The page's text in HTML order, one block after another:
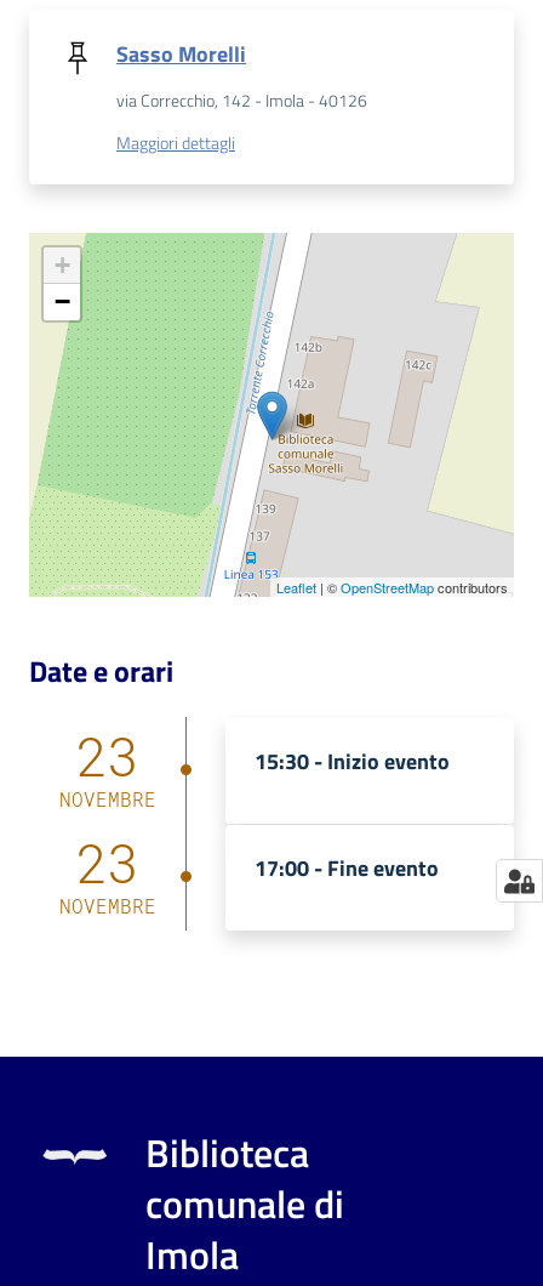
su
Catalogo
on line
Chiedi al
Sasso Morelli
via Correcchio, 142 - Imola - 40126
Maggiori dettagli
+
−
Leaflet | ©OpenStreetMapcontributors
Date e orari
23
NOVEMBRE
15:30 -Inizio evento
23
NOVEMBRE
17:00 -Fine evento
Biblioteca
comunale di
Imola